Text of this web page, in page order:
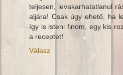
teljesen, levakarhatatlanul
aljára! Csak úgy ehető, ha
így is isteni finom, egy kis
a receptet!
Válasz